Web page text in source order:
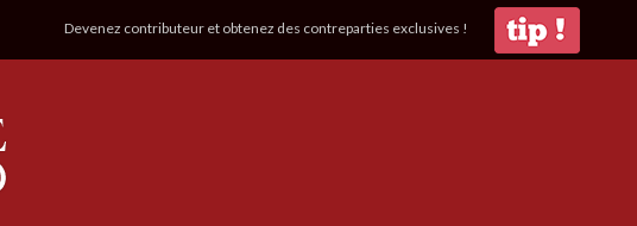
Devenez contributeur et obtenez des contreparties exclusives !